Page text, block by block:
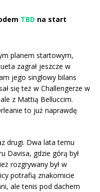
TBD na start
planem startowym,
zagrał jeszcze w
jego singlowy bilans
się też w Challengerze w
z Mattią Belluccim.
to już naprawdę
drugi. Dwa lata temu
Davisa, gdzie górą był
rozgrywany był w
potrafią znakomicie
ale tenis pod dachem